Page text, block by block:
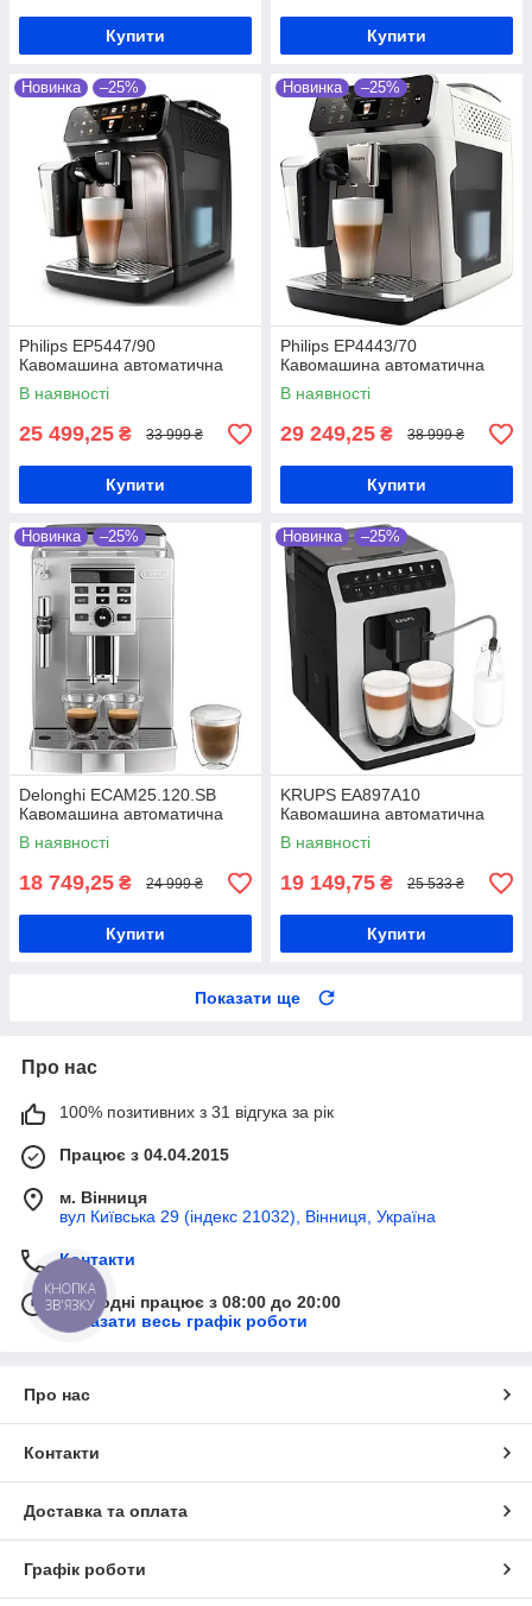
Купити Купити
Новинка –25%
Philips EP5447/90
Кавомашина автоматична
В наявності
25 499,25 ₴ 33 999 ₴
Купити
Новинка –25%
Philips EP4443/70
Кавомашина автоматична
В наявності
29 249,25 ₴ 38 999 ₴
Купити
Новинка –25%
Delonghi ECAM25.120.SB
Кавомашина автоматична
В наявності
18 749,25 ₴ 24 999 ₴
Купити
Новинка –25%
KRUPS EA897A10
Кавомашина автоматична
В наявності
19 149,75 ₴ 25 533 ₴
Купити
Показати ще
Про нас
100% позитивних з 31 відгука за рік
Працює з 04.04.2015
м. Вінниця
вул Київська 29 (індекс 21032), Вінниця, Україна
Контакти
Сьогодні працює з 08:00 до 20:00
Показати весь графік роботи
Про нас
Контакти
Доставка та оплата
Графік роботи
КНОПКА
ЗВ'ЯЗКУ